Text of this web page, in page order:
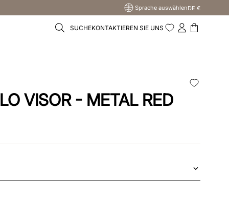
Sprache auswählenDE €
SUCHEKONTAKTIEREN SIE UNS
VISOR - METAL RED